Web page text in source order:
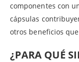
componentes con
cápsulas
otros beneficios
¿PARA QUÉ